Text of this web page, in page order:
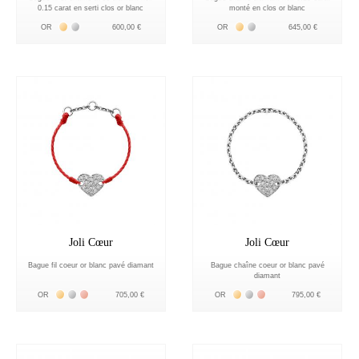
0.15 carat en serti clos or blanc
OR Жёлтое золото 18К
Белое золото 18К
600,00 €
monté en clos or blanc
OR Жёлтое золото 18К
Белое золото 18К
645,00 €
Joli Cœur
Bague fil coeur or blanc pavé diamant
OR Жёлтое золото 18К
Белое золото 18К
Розовое золото 18К
705,00 €
Joli Cœur
Bague chaîne coeur or blanc pavé
diamant
OR Жёлтое золото 18К
Белое золото 18К
Розовое золото 18К
795,00 €